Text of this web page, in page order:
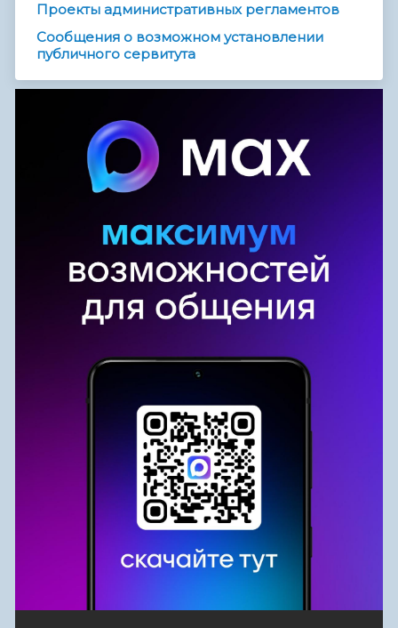
Проекты административных регламентов
Сообщения о возможном установлении
публичного сервитута